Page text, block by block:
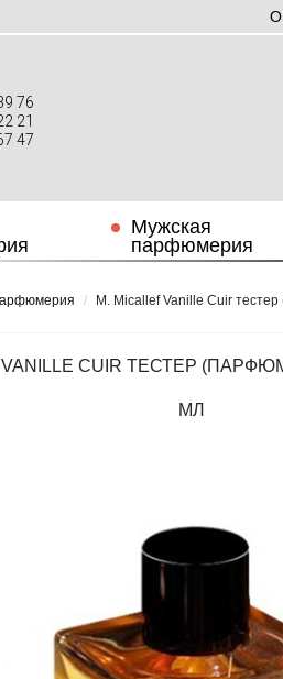
О
76
21
47
Мужская
парфюмерия
M. Micallef Vanille Cuir
VANILLE CUIR ТЕСТЕР
МЛ